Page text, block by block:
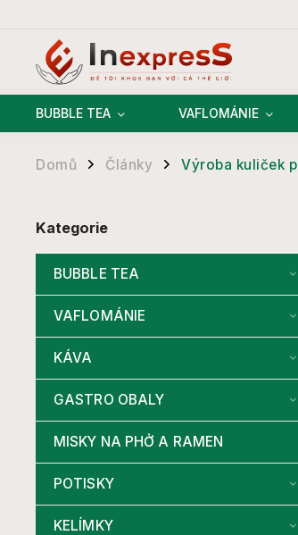
BUBBLE TEA VAFLOMÁNIE
Domů / Články / Výroba kuliček
Kategorie
BUBBLE TEA
VAFLOMÁNIE
KÁVA
GASTRO OBALY
MISKY NA PHỞ A RAMEN
POTISKY
KELÍMKY